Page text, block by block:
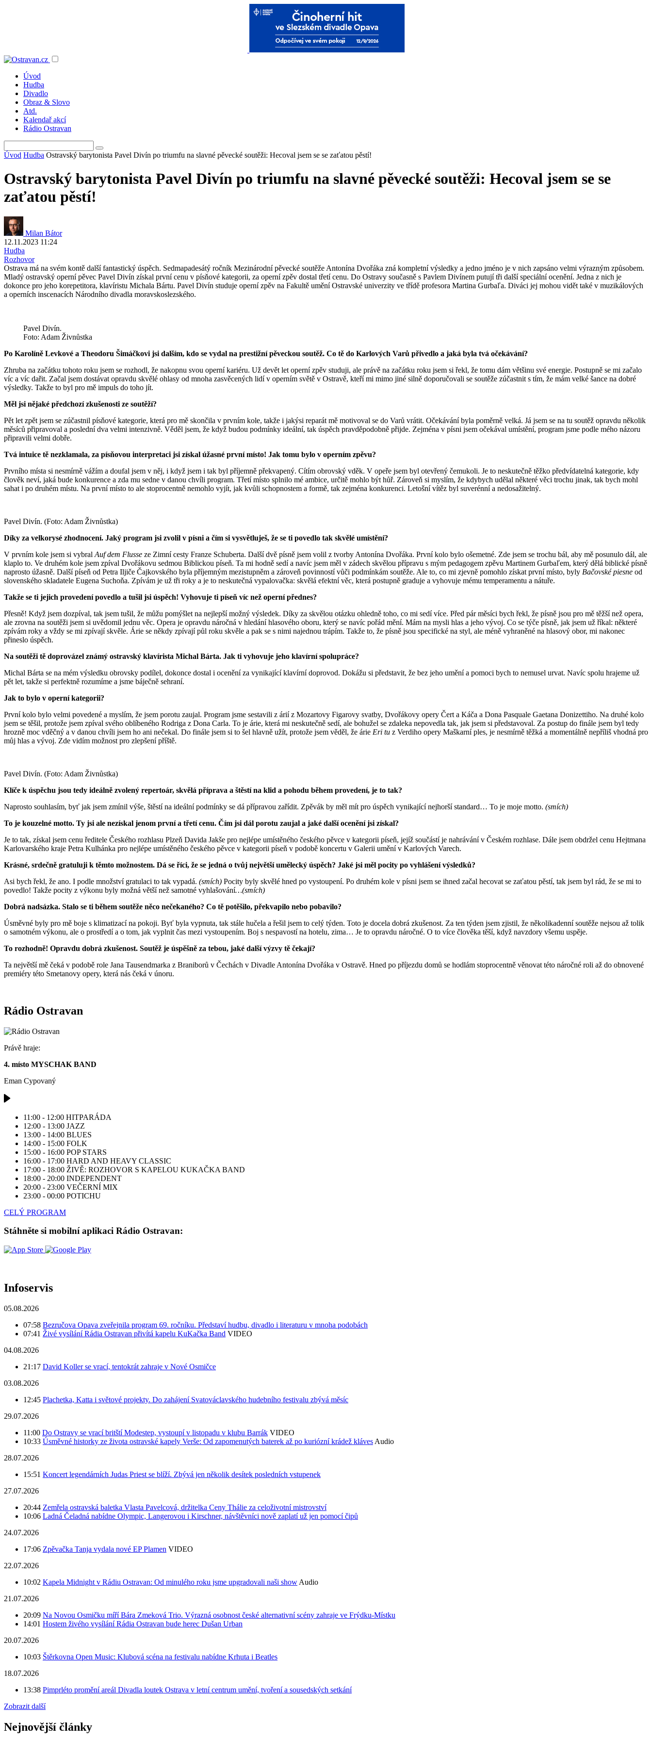
Úvod
Hudba
Divadlo
Obraz & Slovo
Atd.
Kalendař akcí
Rádio Ostravan
Úvod Hudba Ostravský barytonista Pavel Divín po triumfu na slavné pěvecké soutěži: Hecoval jsem se se zaťatou pěstí!
Ostravský barytonista Pavel Divín po triumfu na slavné pěvecké soutěži: Hecoval jsem se se
zaťatou pěstí!
Milan Bátor
12.11.2023 11:24
Hudba
Rozhovor
Ostrava má na svém kontě další fantastický úspěch. Sedmapadesátý ročník Mezinárodní pěvecké soutěže Antonína Dvořáka zná kompletní výsledky a jedno jméno je v nich zapsáno velmi výrazným způsobem.
Mladý ostravský operní pěvec Pavel Divín získal první cenu v písňové kategorii, za operní zpěv dostal třetí cenu. Do Ostravy současně s Pavlem Divínem putují tři další speciální ocenění. Jedna z nich je
dokonce pro jeho korepetitora, klavíristu Michala Bártu. Pavel Divín studuje operní zpěv na Fakultě umění Ostravské univerzity ve třídě profesora Martina Gurbaľa. Diváci jej mohou vidět také v muzikálových
a operních inscenacích Národního divadla moravskoslezského.
Pavel Divín.
Foto: Adam Živnůstka
Po Karolíně Levkové a Theodoru Šimáčkovi jsi dalším, kdo se vydal na prestižní pěveckou soutěž. Co tě do Karlových Varů přivedlo a jaká byla tvá očekávání?
Zhruba na začátku tohoto roku jsem se rozhodl, že nakopnu svou operní kariéru. Už devět let operní zpěv studuji, ale právě na začátku roku jsem si řekl, že tomu dám většinu své energie. Postupně se mi začalo
víc a víc dařit. Začal jsem dostávat opravdu skvělé ohlasy od mnoha zasvěcených lidí v operním světě v Ostravě, kteří mi mimo jiné silně doporučovali se soutěže zúčastnit s tím, že mám velké šance na dobré
výsledky. Takže to byl pro mě impuls do toho jít.
Měl jsi nějaké předchozí zkušenosti ze soutěží?
Pět let zpět jsem se zúčastnil písňové kategorie, která pro mě skončila v prvním kole, takže i jakýsi reparát mě motivoval se do Varů vrátit. Očekávání byla poměrně velká. Já jsem se na tu soutěž opravdu několik
měsíců připravoval a poslední dva velmi intenzivně. Věděl jsem, že když budou podmínky ideální, tak úspěch pravděpodobně přijde. Zejména v písni jsem očekával umístění, program jsme podle mého názoru
připravili velmi dobře.
Tvá intuice tě nezklamala, za písňovou interpretaci jsi získal úžasné první místo! Jak tomu bylo v operním zpěvu?
Prvního místa si nesmírně vážím a doufal jsem v něj, i když jsem i tak byl příjemně překvapený. Cítím obrovský vděk. V opeře jsem byl otevřený čemukoli. Je to neskutečně těžko předvídatelná kategorie, kdy
člověk neví, jaká bude konkurence a zda mu sedne v danou chvíli program. Třetí místo splnilo mé ambice, určitě mohlo být hůř. Zároveň si myslím, že kdybych udělal některé věci trochu jinak, tak bych mohl
sahat i po druhém místu. Na první místo to ale stoprocentně nemohlo vyjít, jak kvůli schopnostem a formě, tak zejména konkurenci. Letošní vítěz byl suverénní a nedosažitelný.
Pavel Divín. (Foto: Adam Živnůstka)
Díky za velkorysé zhodnocení. Jaký program jsi zvolil v písni a čím si vysvětluješ, že se ti povedlo tak skvělé umístění?
V prvním kole jsem si vybral Auf dem Flusse ze Zimní cesty Franze Schuberta. Další dvě písně jsem volil z tvorby Antonína Dvořáka. První kolo bylo ošemetné. Zde jsem se trochu bál, aby mě posunulo dál, ale
klaplo to. Ve druhém kole jsem zpíval Dvořákovu sedmou Biblickou píseň. Ta mi hodně sedí a navíc jsem měl v zádech skvělou přípravu s mým pedagogem zpěvu Martinem Gurbaľem, který dělá biblické písně
naprosto úžasně. Další píseň od Petra Iljiče Čajkovského byla příjemným mezistupněm a zároveň povinností vůči podmínkám soutěže. Ale to, co mi zjevně pomohlo získat první místo, byly Bačovské piesne od
slovenského skladatele Eugena Suchoňa. Zpívám je už tři roky a je to neskutečná vypalovačka: skvělá efektní věc, která postupně graduje a vyhovuje mému temperamentu a nátuře.
Takže se ti jejich provedení povedlo a tušil jsi úspěch! Vyhovuje ti píseň víc než operní přednes?
Přesně! Když jsem dozpíval, tak jsem tušil, že můžu pomýšlet na nejlepší možný výsledek. Díky za skvělou otázku ohledně toho, co mi sedí více. Před pár měsíci bych řekl, že písně jsou pro mě těžší než opera,
ale zrovna na soutěži jsem si uvědomil jednu věc. Opera je opravdu náročná v hledání hlasového oboru, který se navíc pořád mění. Mám na mysli hlas a jeho vývoj. Co se týče písně, jak jsem už říkal: některé
zpívám roky a vždy se mi zpívají skvěle. Árie se někdy zpívají půl roku skvěle a pak se s nimi najednou trápím. Takže to, že písně jsou specifické na styl, ale méně vyhraněné na hlasový obor, mi nakonec
přineslo úspěch.
Na soutěži tě doprovázel známý ostravský klavírista Michal Bárta. Jak ti vyhovuje jeho klavírní spolupráce?
Michal Bárta se na mém výsledku obrovsky podílel, dokonce dostal i ocenění za vynikající klavírní doprovod. Dokážu si představit, že bez jeho umění a pomoci bych to nemusel urvat. Navíc spolu hrajeme už
pět let, takže si perfektně rozumíme a jsme báječně sehraní.
Jak to bylo v operní kategorii?
První kolo bylo velmi povedené a myslím, že jsem porotu zaujal. Program jsme sestavili z árií z Mozartovy Figarovy svatby, Dvořákovy opery Čert a Káča a Dona Pasquale Gaetana Donizettiho. Na druhé kolo
jsem se těšil, protože jsem zpíval svého oblíbeného Rodriga z Dona Carla. To je árie, která mi neskutečně sedí, ale bohužel se zdaleka nepovedla tak, jak jsem si představoval. Za postup do finále jsem byl tedy
hrozně moc vděčný a v danou chvíli jsem ho ani nečekal. Do finále jsem si to šel hlavně užít, protože jsem věděl, že árie Eri tu z Verdiho opery Maškarní ples, je nesmírně těžká a momentálně nepříliš vhodná pro
můj hlas a vývoj. Zde vidím možnost pro zlepšení příště.
Pavel Divín. (Foto: Adam Živnůstka)
Klíče k úspěchu jsou tedy ideálně zvolený repertoár, skvělá příprava a štěstí na klid a pohodu během provedení, je to tak?
Naprosto souhlasím, byť jak jsem zmínil výše, štěstí na ideální podmínky se dá přípravou zařídit. Zpěvák by měl mít pro úspěch vynikající nejhorší standard… To je moje motto. (smích)
To je kouzelné motto. Ty jsi ale nezískal jenom první a třetí cenu. Čím jsi dál porotu zaujal a jaké další ocenění jsi získal?
Je to tak, získal jsem cenu ředitele Českého rozhlasu Plzeň Davida Jakše pro nejlépe umístěného českého pěvce v kategorii píseň, jejíž součástí je nahrávání v Českém rozhlase. Dále jsem obdržel cenu Hejtmana
Karlovarského kraje Petra Kulhánka pro nejlépe umístěného českého pěvce v kategorii píseň v podobě koncertu v Galerii umění v Karlových Varech.
Krásné, srdečně gratuluji k těmto možnostem. Dá se říci, že se jedná o tvůj největší umělecký úspěch? Jaké jsi měl pocity po vyhlášení výsledků?
Asi bych řekl, že ano. I podle množství gratulaci to tak vypadá. (smích) Pocity byly skvělé hned po vystoupení. Po druhém kole v písni jsem se ihned začal hecovat se zaťatou pěstí, tak jsem byl rád, že se mi to
povedlo! Takže pocity z výkonu byly možná větší než samotné vyhlašování…(smích)
Dobrá nadsázka. Stalo se ti během soutěže něco nečekaného? Co tě potěšilo, překvapilo nebo pobavilo?
Úsměvné byly pro mě boje s klimatizací na pokoji. Byť byla vypnuta, tak stále hučela a řešil jsem to celý týden. Toto je docela dobrá zkušenost. Za ten týden jsem zjistil, že několikadenní soutěže nejsou až tolik
o samotném výkonu, ale o prostředí a o tom, jak vyplnit čas mezi vystoupením. Boj s nespavostí na hotelu, zima… Je to opravdu náročné. O to více člověka těší, když navzdory všemu uspěje.
To rozhodně! Opravdu dobrá zkušenost. Soutěž je úspěšně za tebou, jaké další výzvy tě čekají?
Ta největší mě čeká v podobě role Jana Tausendmarka z Braniborů v Čechách v Divadle Antonína Dvořáka v Ostravě. Hned po příjezdu domů se hodlám stoprocentně věnovat této náročné roli až do obnovené
premiéry této Smetanovy opery, která nás čeká v únoru.
Rádio Ostravan
Právě hraje:
4. místo MYSCHAK BAND
Eman Cypovaný
11:00 - 12:00 HITPARÁDA
12:00 - 13:00 JAZZ
13:00 - 14:00 BLUES
14:00 - 15:00 FOLK
15:00 - 16:00 POP STARS
16:00 - 17:00 HARD AND HEAVY CLASSIC
17:00 - 18:00 ŽIVĚ: ROZHOVOR S KAPELOU KUKAČKA BAND
18:00 - 20:00 INDEPENDENT
20:00 - 23:00 VEČERNÍ MIX
23:00 - 00:00 POTICHU
CELÝ PROGRAM
Stáhněte si mobilní aplikaci Rádio Ostravan:
Infoservis
05.08.2026
07:58 Bezručova Opava zveřejnila program 69. ročníku. Představí hudbu, divadlo i literaturu v mnoha podobách
07:41 Živé vysílání Rádia Ostravan přivítá kapelu KuKačka Band VIDEO
04.08.2026
21:17 David Koller se vrací, tentokrát zahraje v Nové Osmičce
03.08.2026
12:45 Plachetka, Katta i světové projekty. Do zahájení Svatováclavského hudebního festivalu zbývá měsíc
29.07.2026
11:00 Do Ostravy se vrací britští Modestep, vystoupí v listopadu v klubu Barrák VIDEO
10:33 Úsměvné historky ze života ostravské kapely Verše: Od zapomenutých baterek až po kuriózní krádež kláves Audio
28.07.2026
15:51 Koncert legendárních Judas Priest se blíží. Zbývá jen několik desítek posledních vstupenek
27.07.2026
20:44 Zemřela ostravská baletka Vlasta Pavelcová, držitelka Ceny Thálie za celoživotní mistrovství
10:06 Ladná Čeladná nabídne Olympic, Langerovou i Kirschner, návštěvníci nově zaplatí už jen pomocí čipů
24.07.2026
17:06 Zpěvačka Tanja vydala nové EP Plamen VIDEO
22.07.2026
10:02 Kapela Midnight v Rádiu Ostravan: Od minulého roku jsme upgradovali naši show Audio
21.07.2026
20:09 Na Novou Osmičku míří Bára Zmeková Trio. Výrazná osobnost české alternativní scény zahraje ve Frýdku-Místku
14:01 Hostem živého vysílání Rádia Ostravan bude herec Dušan Urban
20.07.2026
10:03 Štěrkovna Open Music: Klubová scéna na festivalu nabídne Krhuta i Beatles
18.07.2026
13:38 Pimprléto promění areál Divadla loutek Ostrava v letní centrum umění, tvoření a sousedských setkání
Zobrazit další
Nejnovější články